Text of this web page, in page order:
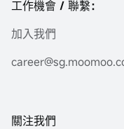
工作機會 / 聯繫：
加入我們
關注我們